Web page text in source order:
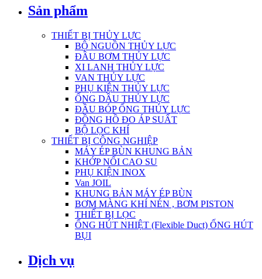
Sản phẩm
THIẾT BỊ THỦY LỰC
BỘ NGUỒN THỦY LỰC
ĐẦU BƠM THỦY LỰC
XI LANH THỦY LỰC
VAN THỦY LỰC
PHỤ KIỆN THỦY LỰC
ỐNG DẦU THỦY LỰC
ĐẦU BÓP ỐNG THỦY LỰC
ĐỒNG HỒ ĐO ÁP SUẤT
BỘ LỌC KHÍ
THIẾT BỊ CÔNG NGHIỆP
MÁY ÉP BÙN KHUNG BẢN
KHỚP NỐI CAO SU
PHỤ KIỆN INOX
Van JOIL
KHUNG BẢN MÁY ÉP BÙN
BƠM MÀNG KHÍ NÉN , BƠM PISTON
THIẾT BỊ LỌC
ỐNG HÚT NHIỆT (Flexible Duct) ỐNG HÚT
BỤI
Dịch vụ